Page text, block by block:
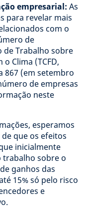
empresarial: As
para revelar mais
com o
de
de Trabalho sobre
Clima (TCFD,
867 (em setembro
de empresas
neste
esperamos
que os efeitos
inicialmente
trabalho sobre o
ganhos das
15% só pelo risco
e